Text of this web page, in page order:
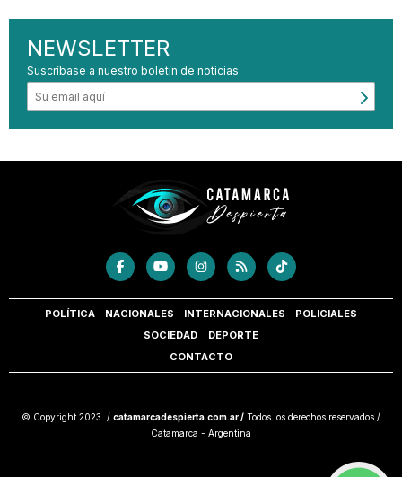
NEWSLETTER
Suscríbase a nuestro boletín de noticias
POLÍTICA NACIONALES INTERNACIONALES
POLICIALES
SOCIEDAD
DEPORTE
CONTACTO
© Copyright 2023 / catamarcadespierta.com.ar / Todos los derechos reservados /
Catamarca - Argentina